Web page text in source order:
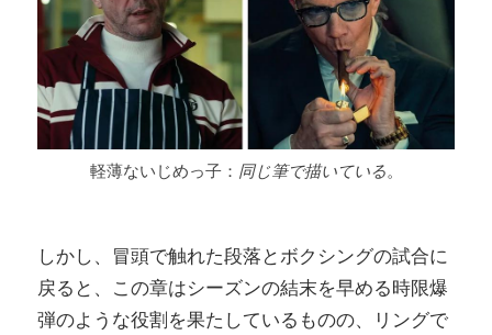
軽薄ないじめっ子： 同じ筆で描いている。
しかし、冒頭で触れた段落とボクシングの試合に
戻ると、この章はシーズンの結末を早める時限爆
弾のような役割を果たしているものの、リングで